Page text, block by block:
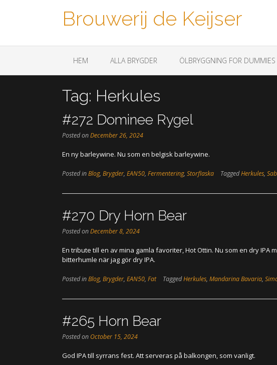
Brouwerij de Keijser
HEM ALLA BRYGDER ÖLBRYGGNING FOR DUMMIES
Tag: Herkules
#272 Dominee Rygel
Posted onDecember 26, 2024
En ny barleywine. Nu som en belgisk barleywine.
Posted inBlog, Brygder, EAN50, Fermentering, Storflaska TaggedHerkules,
#270 Dry Horn Bear
Posted onDecember 8, 2024
En tribute till en av mina gamla favoriter, Hot Ottin. Nu som en dry IPA
bitterhumle när jag gör dry IPA.
Posted inBlog, Brygder, EAN50, Fat TaggedHerkules, Mandarina Bavaria,
#265 Horn Bear
Posted on October 15, 2024
God IPA till syrrans fest. Att serveras på balkongen, som vanligt.